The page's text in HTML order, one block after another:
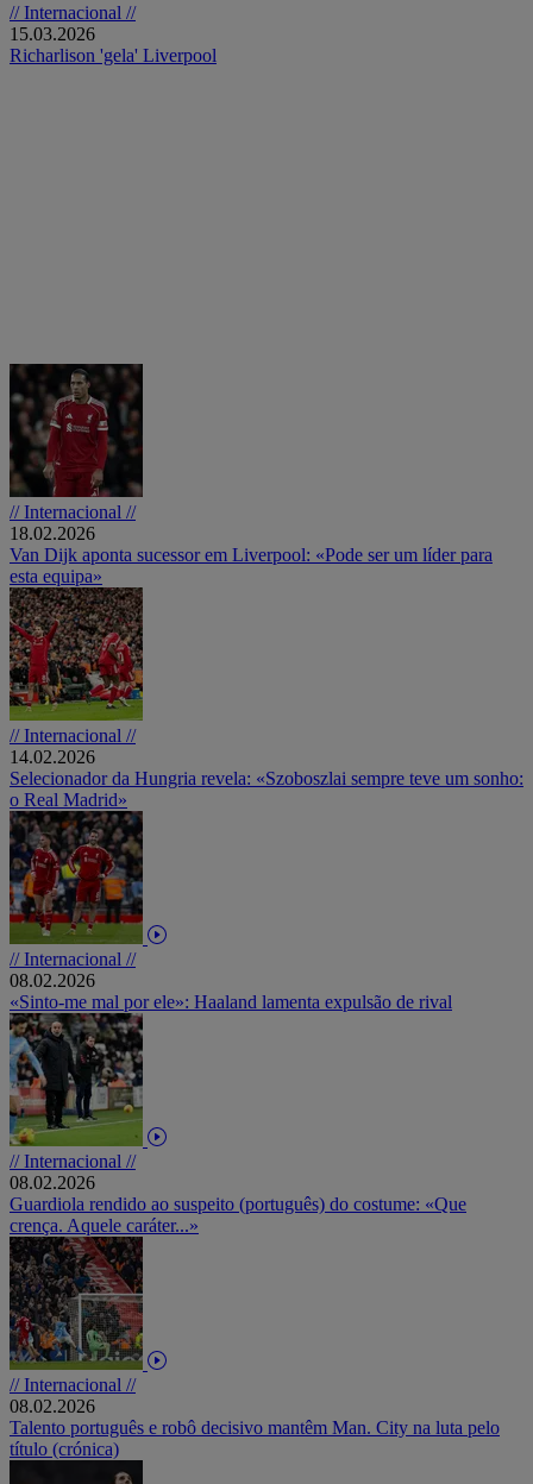
// Internacional //
15.03.2026
Richarlison 'gela' Liverpool
// Internacional //
18.02.2026
Van Dijk aponta sucessor em Liverpool: «Pode ser um líder para
esta equipa»
// Internacional //
14.02.2026
Selecionador da Hungria revela: «Szoboszlai sempre teve um sonho:
o Real Madrid»
// Internacional //
08.02.2026
«Sinto-me mal por ele»: Haaland lamenta expulsão de rival
// Internacional //
08.02.2026
Guardiola rendido ao suspeito (português) do costume: «Que
crença. Aquele caráter...»
// Internacional //
08.02.2026
Talento português e robô decisivo mantêm Man. City na luta pelo
título (crónica)